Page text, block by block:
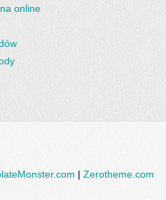
online
| Zerotheme.com